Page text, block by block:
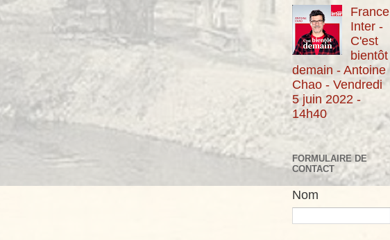
France
Inter -
C'est
bientôt
demain - Antoine
Chao - Vendredi
5 juin 2022 -
14h40
FORMULAIRE DE
CONTACT
Nom